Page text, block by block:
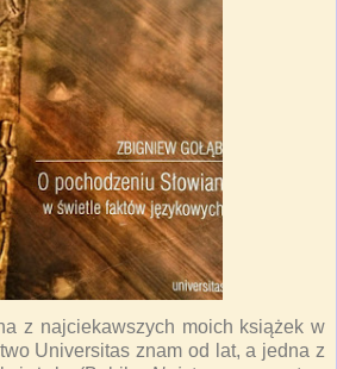
z najciekawszych moich książek w
Universitas znam od lat, a jedna z